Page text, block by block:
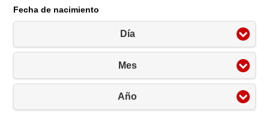
Fecha de nacimiento
Día
Mes
Año